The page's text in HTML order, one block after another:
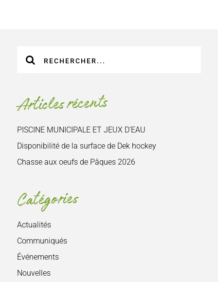
sur
Articles récents
PISCINE MUNICIPALE ET JEUX D’EAU
Disponibilité de la surface de Dek hockey
Chasse aux oeufs de Pâques 2026
Catégories
Actualités
Communiqués
Événements
Nouvelles